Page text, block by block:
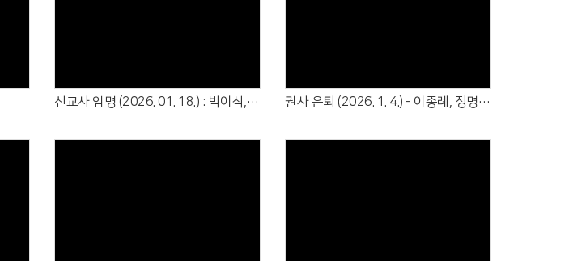
선교사 임명 (2026. 01. 18.) : 박이삭, 전수정 선교사 권사 은퇴 (2026. 1. 4.) - 이종례, 정명숙, 조정순